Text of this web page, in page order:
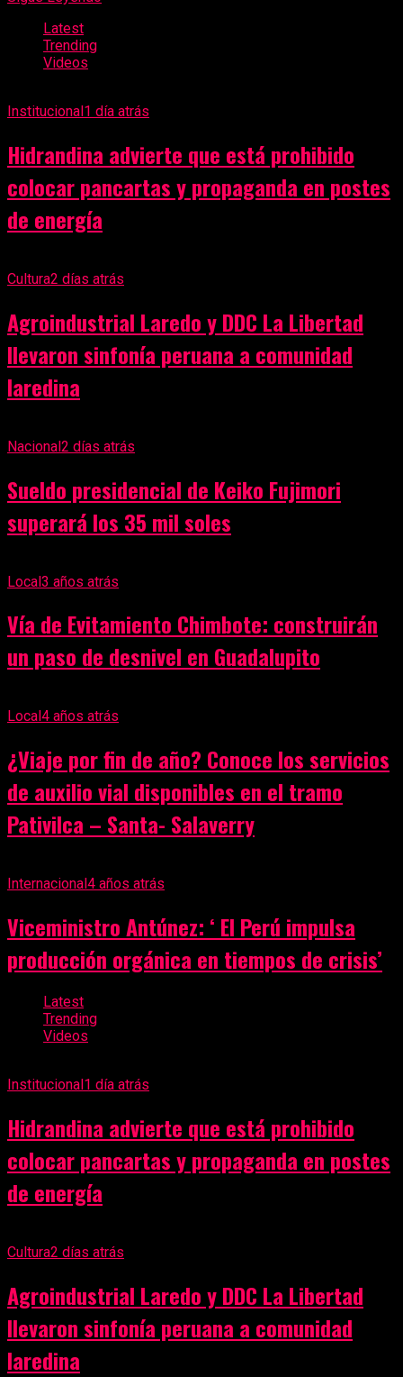
Latest
Trending
Videos
Institucional1 día atrás
Hidrandina advierte que está prohibido
colocar pancartas y propaganda en postes
de energía
Cultura2 días atrás
Agroindustrial Laredo y DDC La Libertad
llevaron sinfonía peruana a comunidad
laredina
Nacional2 días atrás
Sueldo presidencial de Keiko Fujimori
superará los 35 mil soles
Local3 años atrás
Vía de Evitamiento Chimbote: construirán
un paso de desnivel en Guadalupito
Local 4 años atrás
¿Viaje por fin de año? Conoce los servicios
de auxilio vial disponibles en el tramo
Pativilca – Santa- Salaverry
Internacional 4 años atrás
Viceministro Antúnez: ‘ El Perú impulsa
producción orgánica en tiempos de crisis’
Latest
Trending
Videos
Institucional1 día atrás
Hidrandina advierte que está prohibido
colocar pancartas y propaganda en postes
de energía
Cultura2 días atrás
Agroindustrial Laredo y DDC La Libertad
llevaron sinfonía peruana a comunidad
laredina